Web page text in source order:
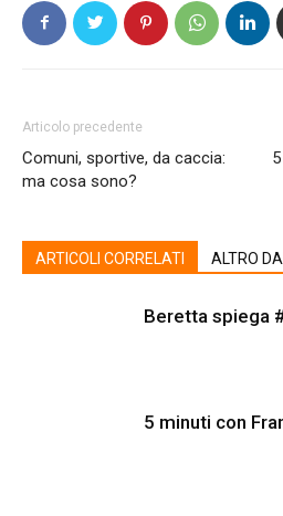
Articolo precedente
Comuni, sportive, da caccia:
ma cosa sono?
ARTICOLI CORRELATI ALTRO
Beretta spiega
5 minuti con